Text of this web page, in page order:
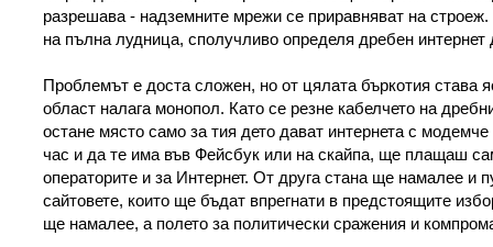
разрешава - надземните мрежи се приравняват на
на пълна лудница, сполучливо определя дребен интернет
Проблемът е доста сложен, но от цялата бъркотия става
област налага монопол. Като се резне кабелчето на
остане място само за тия дето дават интернета с
час и да те има във Фейсбук или на скайпа, ще плащаш
операторите и за Интернет. От друга стана ще намалее и
сайтовете, които ще бъдат впрегнати в предстоящите
ще намалее, а полето за политически сражения и